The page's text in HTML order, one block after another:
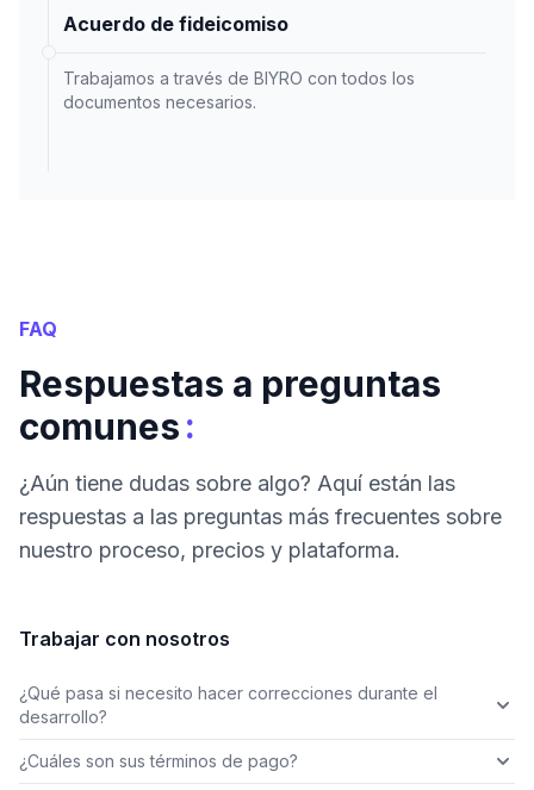
Acuerdo de fideicomiso
Trabajamos a través de BIYRO con todos los
documentos necesarios.
FAQ
Respuestas a preguntas
comunes:
¿Aún tiene dudas sobre algo? Aquí están las
respuestas a las preguntas más frecuentes sobre
nuestro proceso, precios y plataforma.
Trabajar con nosotros
¿Qué pasa si necesito hacer correcciones durante el
desarrollo?
¿Cuáles son sus términos de pago?